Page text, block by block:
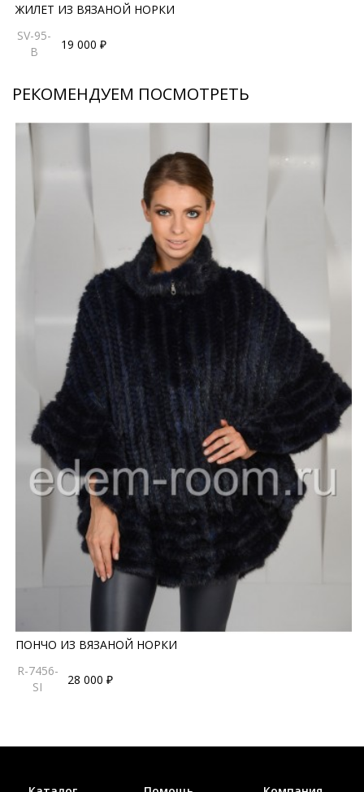
ЖИЛЕТ ИЗ ВЯЗАНОЙ НОРКИ
SV-95-
B
19 000 ₽
РЕКОМЕНДУЕМ ПОСМОТРЕТЬ
ПОНЧО ИЗ ВЯЗАНОЙ НОРКИ
R-7456-
SI
28 000 ₽